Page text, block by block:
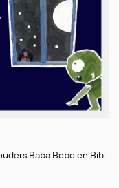
Baba Bobo en Bibi